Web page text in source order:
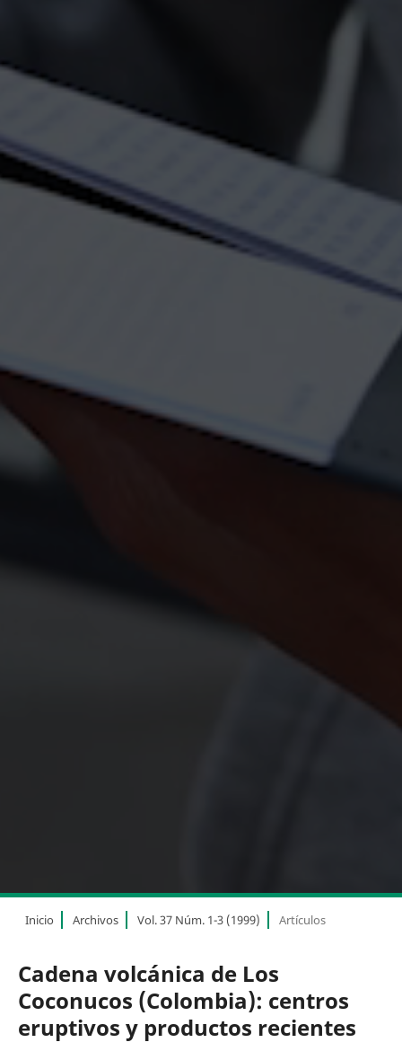
Inicio Archivos Vol. 37 Núm. 1-3 (1999) Artículos
Cadena volcánica de Los
Coconucos (Colombia): centros
eruptivos y productos recientes